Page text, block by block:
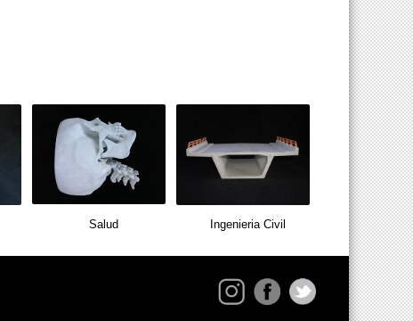
Salud Ingenieria Civil